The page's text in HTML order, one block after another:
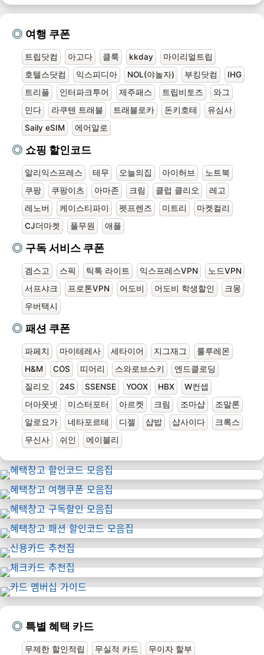
여행 쿠폰
트립닷컴 아고다 클룩 kkday
마이리얼트립
호텔스닷컴
익스피디아 NOL(야놀자) 부킹닷컴
IHG
트리플
인터파크투어 제주패스 트립비토즈
와그
민다
라쿠텐 트래블 트래블로카 돈키호테
유심사
Saily eSIM
에어알로
쇼핑 할인코드
알리익스프레스 테무 오늘의집 아이허브
노트북
쿠팡
쿠팡이츠 아마존 크림 클럽 클리오
레고
레노버
케이스티파이 펫프렌즈 미트리
마켓컬리
CJ더마켓
풀무원 애플
구독 서비스 쿠폰
겜스고 스픽 틱톡 라이트 익스프레스VPN
노드VPN
서프샤크
프로톤VPN 어도비 어도비 학생할인
크몽
우버택시
패션 쿠폰
파페치 마이테레사 세타이어 지그재그
룰루레몬
H&M
COS 띠어리 스와로브스키
엔드클로딩
질리오
24S SSENSE YOOX HBX
W컨셉
더아웃넷
미스터포터 아르켓 크림 조마샵
조말론
알로요가
네타포르테 디젤 샵밥 샵사이다
크록스
무신사
쉬인 에이블리
특별 혜택 카드
무제한 할인적립 무실적 카드 무이자 할부